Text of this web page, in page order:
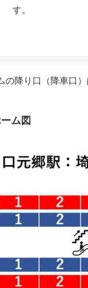
す。
の降り口（降車口
ム図